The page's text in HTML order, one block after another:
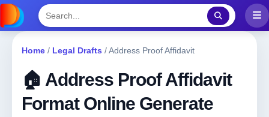
Home / Legal Drafts /Address Proof Affidavit
🏠 Address Proof Affidavit
Format Online Generate